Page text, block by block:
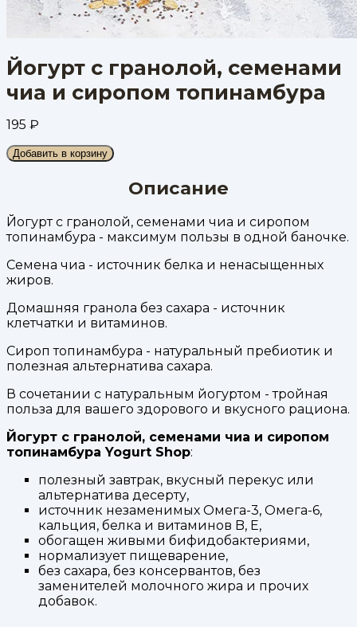
Йогурт с гранолой, семенами
чиа и сиропом топинамбура
195 ₽
Добавить в корзину
Описание
Йогурт с гранолой, семенами чиа и сиропом
топинамбура - максимум пользы в одной баночке.
Семена чиа - источник белка и ненасыщенных
жиров.
Домашняя гранола без сахара - источник
клетчатки и витаминов.
Сироп топинамбура - натуральный пребиотик и
полезная альтернатива сахара.
В сочетании с натуральным йогуртом - тройная
польза для вашего здорового и вкусного рациона.
Йогурт с гранолой, семенами чиа и сиропом
топинамбура Yogurt Shop:
полезный завтрак, вкусный перекус или
альтернатива десерту,
источник незаменимых Омега-3, Омега-6,
кальция, белка и витаминов B, E,
обогащен живыми бифидобактериями,
нормализует пищеварение,
без сахара, без консервантов, без
заменителей молочного жира и прочих
добавок.